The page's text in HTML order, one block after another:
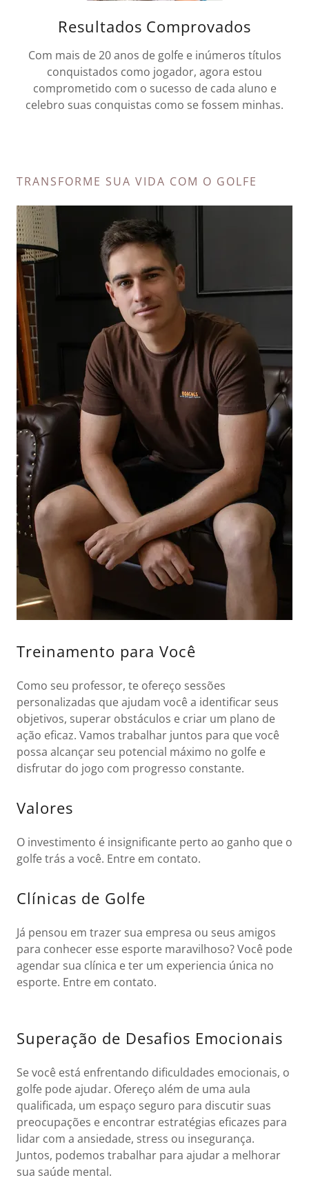
Resultados Comprovados
Com mais de 20 anos de golfe e inúmeros títulos
conquistados como jogador, agora estou
comprometido com o sucesso de cada aluno e
celebro suas conquistas como se fossem minhas.
TRANSFORME SUA VIDA COM O GOLFE
Treinamento para Você
Como seu professor, te ofereço sessões
personalizadas que ajudam você a identificar seus
objetivos, superar obstáculos e criar um plano de
ação eficaz. Vamos trabalhar juntos para que você
possa alcançar seu potencial máximo no golfe e
disfrutar do jogo com progresso constante.
Valores
O investimento é insignificante perto ao ganho que o
golfe trás a você. Entre em contato.
Clínicas de Golfe
Já pensou em trazer sua empresa ou seus amigos
para conhecer esse esporte maravilhoso? Você pode
agendar sua clínica e ter um experiencia única no
esporte. Entre em contato.
Superação de Desafios Emocionais
Se você está enfrentando dificuldades emocionais, o
golfe pode ajudar. Ofereço além de uma aula
qualificada, um espaço seguro para discutir suas
preocupações e encontrar estratégias eficazes para
lidar com a ansiedade, stress ou insegurança.
Juntos, podemos trabalhar para ajudar a melhorar
sua saúde mental.